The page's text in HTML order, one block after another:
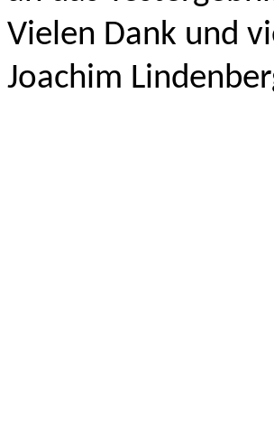
Vielen Dank und
Joachim